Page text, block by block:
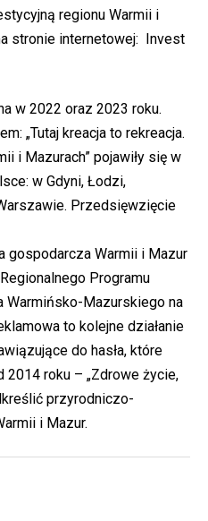
regionu Warmii i
stronie internetowej: Invest
w 2022 oraz 2023 roku.
„Tutaj kreacja to rekreacja.
i Mazurach” pojawiły się w
w Gdyni, Łodzi,
Przedsięwzięcie
gospodarcza Warmii i Mazur
Programu
Warmińsko-Mazurskiego na
to kolejne działanie
do hasła, które
roku – „Zdrowe życie,
przyrodniczo-
i Mazur.